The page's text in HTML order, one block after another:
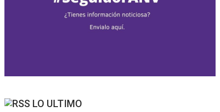
LO ULTIMO